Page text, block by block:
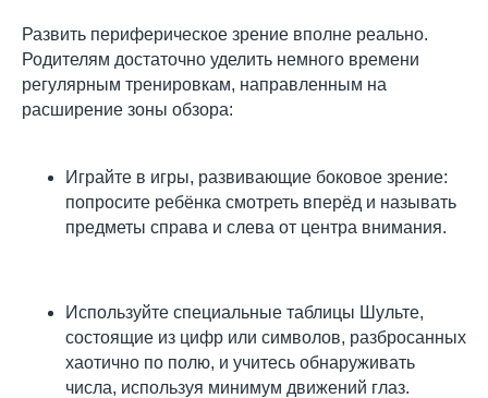
Развить периферическое зрение вполне реально.
Родителям достаточно уделить немного времени
регулярным тренировкам, направленным на
расширение зоны обзора:
Играйте в игры, развивающие боковое зрение:
попросите ребёнка смотреть вперёд и называть
предметы справа и слева от центра внимания.
Используйте специальные таблицы Шульте,
состоящие из цифр или символов, разбросанных
хаотично по полю, и учитесь обнаруживать
числа, используя минимум движений глаз.